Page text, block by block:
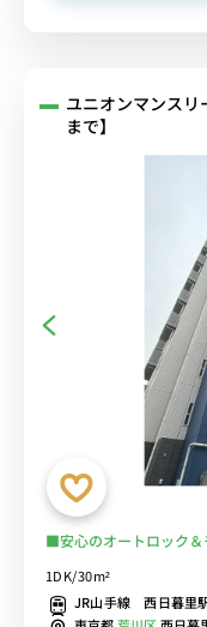
ユニオンマンスリ
まで】
■安心のオートロック＆
立洗面台♪うれしい２
■選べるWi-Fi格安レン
1DK/30m²
JR山手線 西日暮里